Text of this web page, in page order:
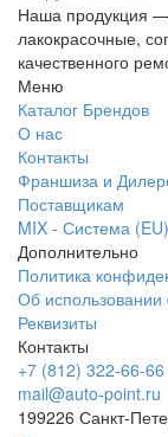
Наша продукция
лакокрасочные,
качественного
Меню
Каталог Брендов
О нас
Контакты
Франшиза и
Поставщикам
MIX - Система (EU)
Дополнительно
Политика
Об
Реквизиты
Контакты
+7 (812) 322-66-66
mail@auto-point.ru
199226 Санкт-